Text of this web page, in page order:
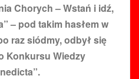
Chorych – Wstań i idź,
– pod takim hasłem w
raz siódmy, odbył się
Konkursu Wiedzy